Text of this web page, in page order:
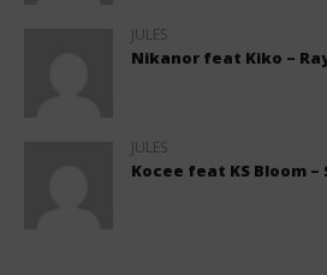
JULES
Nikanor feat Kiko –
JULES
Kocee feat KS Bloom